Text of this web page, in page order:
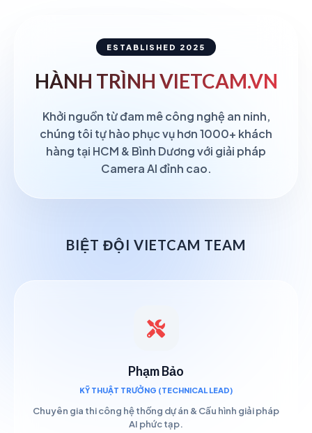
ESTABLISHED 2025
HÀNH TRÌNH VIETCAM.VN
Khởi nguồn từ đam mê công nghệ an ninh,
chúng tôi tự hào phục vụ hơn 1000+ khách
hàng tại HCM & Bình Dương với giải pháp
Camera AI đỉnh cao.
BIỆT ĐỘI VIETCAM TEAM
Phạm Bảo
KỸ THUẬT TRƯỞNG (TECHNICAL LEAD)
Chuyên gia thi công hệ thống dự án & Cấu hình giải pháp
AI phức tạp.